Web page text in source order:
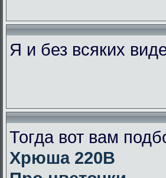
Я и без всяких
Тогда вот вам
Хрюша 220В